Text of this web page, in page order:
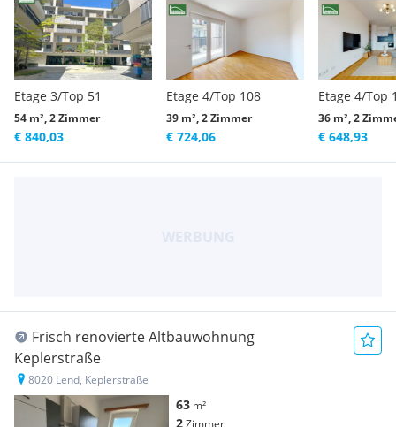
Etage 3/Top 51
54 m², 2 Zimmer
€ 840,03
Etage 4/Top 108
39 m², 2 Zimmer
€ 724,06
Etage 4/Top
36 m², 2
€ 648,93
Frisch renovierte Altbauwohnung
Keplerstraße
8020 Lend, Keplerstraße
63 m²
2